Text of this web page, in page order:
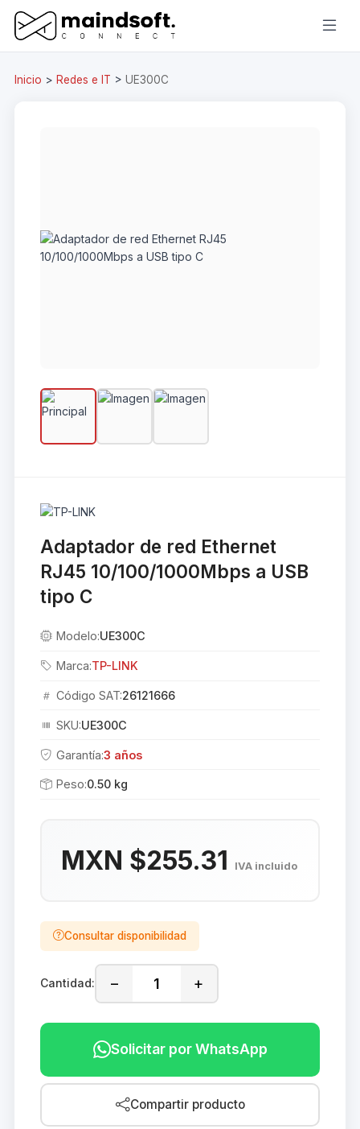
Inicio > Redes e IT > UE300C
Adaptador de red Ethernet
RJ45 10/100/1000Mbps a USB
tipo C
Modelo:UE300C
Marca:TP-LINK
Código SAT:26121666
SKU:UE300C
Garantía:3 años
Peso:0.50 kg
MXN $255.31 IVA incluido
Consultar disponibilidad
Cantidad: − +
Solicitar por WhatsApp
Compartir producto